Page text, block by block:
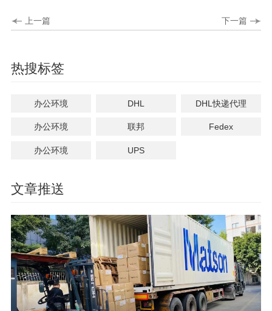
上一篇 下一篇
热搜标签
办公环境 DHL DHL快递代理
办公环境 联邦 Fedex
办公环境 UPS
文章推送